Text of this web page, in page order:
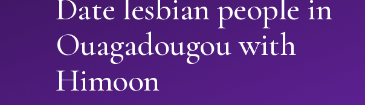
Date lesbian people in
Ouagadougou with
Himoon